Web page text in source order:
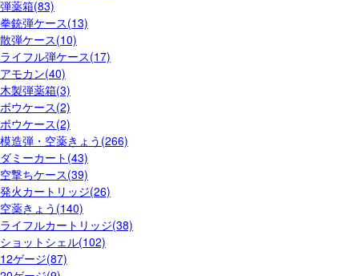
弾薬箱(83)
拳銃弾ケース(13)
散弾ケース(10)
ライフル弾ケース(17)
アモカン(40)
木製弾薬箱(3)
ボウケース(2)
ボウケース(2)
模造弾・空薬きょう(266)
ダミーカート(43)
空撃ちケース(39)
発火カートリッジ(26)
空薬きょう(140)
ライフルカートリッジ(38)
ショットシェル(102)
12ゲージ(87)